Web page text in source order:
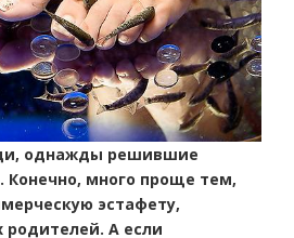
однажды решившие
Конечно, много проще тем,
эстафету,
родителей. А если